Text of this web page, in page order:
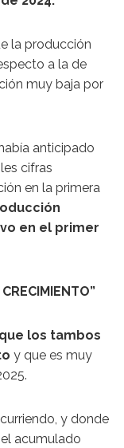
la producción
a la de
muy baja por
anticipado
cifras
en la primera
en el primer
los tambos
y que es muy
y donde
acumulado